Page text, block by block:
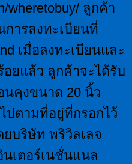
wheretobuy/ ลูกค้า
การลงทะเบียนที่
เมื่อลงทะเบียนและ
อยแล้ว ลูกค้าจะได้รับ
นคุงขนาด 20 นิ้ว
ปตามที่อยู่ที่กรอกไว้
บริษัท พริวิลเลจ
เตอร์เนชั่นแนล